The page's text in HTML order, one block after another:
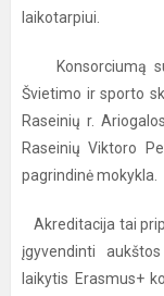
laikotarpiui.
Konsorciumą
Švietimo ir sporto
Raseinių r.
Raseinių Viktoro
pagrindinė mokykla.
Akreditacija tai
įgyvendinti
laikytis Erasmus+